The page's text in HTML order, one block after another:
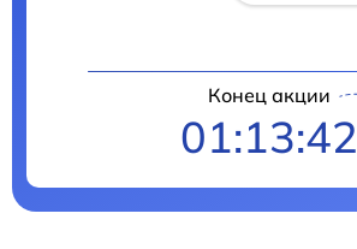
Конец акции
01:13:42